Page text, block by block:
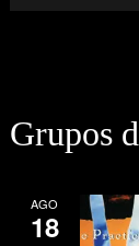
Grupos
AGO
18